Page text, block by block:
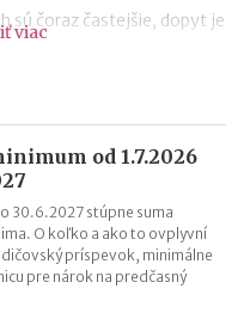
sú čoraz častejšie, dopyt je
priniesť bez platenia
zlepšenie práv pre
strata peňazí aj ohrozenie
pravidlá a
viac
od 1.7.2026
30.6.2027 stúpne suma
O koľko a ako to ovplyvní
príspevok, minimálne
pre nárok na predčasný